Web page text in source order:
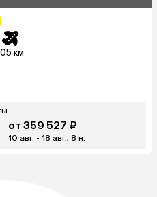
км
от 359 527 ₽
10 авг. - 18 авг., 8 н.